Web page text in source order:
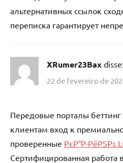
альтернативных ссылок
переписка гарантирует
XRumer23Bax disse:
22 de fevereiro de
Передовые порталы
клиентам вход к
проверенные РєР°Р·РёРЅРѕ
Сертифицированная работа